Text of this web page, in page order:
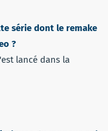
série dont le remake
?
lancé dans la